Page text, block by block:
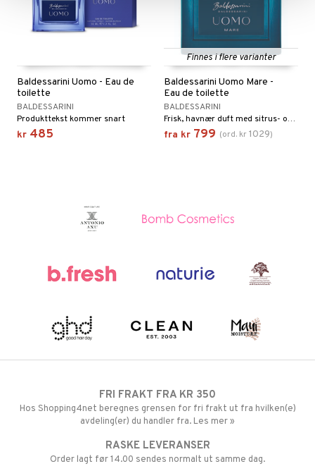
Baldessarini Uomo - Eau de
toilette
BALDESSARINI
Produkttekst kommer snart
kr 485
Finnes i flere varianter
Baldessarini Uomo Mare -
Eau de toilette
BALDESSARINI
Frisk, havnær duft med sitrus- og tretoner.
fra kr 799 (ord. kr 1029)
FRI FRAKT FRA KR 350
Hos Shopping4net beregnes grensen for fri frakt ut fra hvilken(e)
avdeling(er) du handler fra. Les mer »
RASKE LEVERANSER
Order lagt før 14.00 sendes normalt ut samme dag.